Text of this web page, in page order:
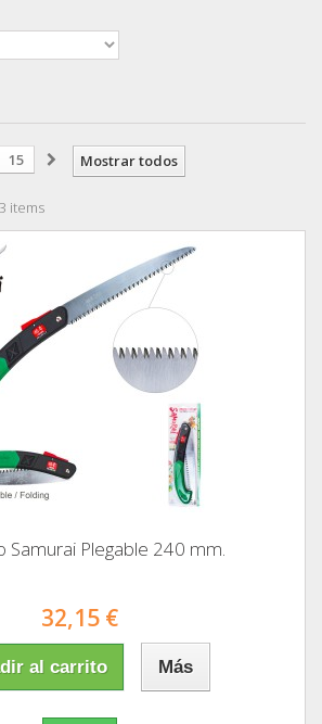
Mostrar todos
15
items
Samurai Plegable 240 mm.
32,15 €
al carrito Más